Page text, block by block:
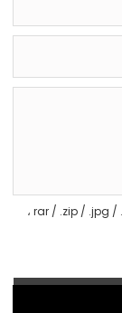
يدعم فقط .rar / .zip / .jpg / .png / .gif / .doc / .xls / .pdf ،